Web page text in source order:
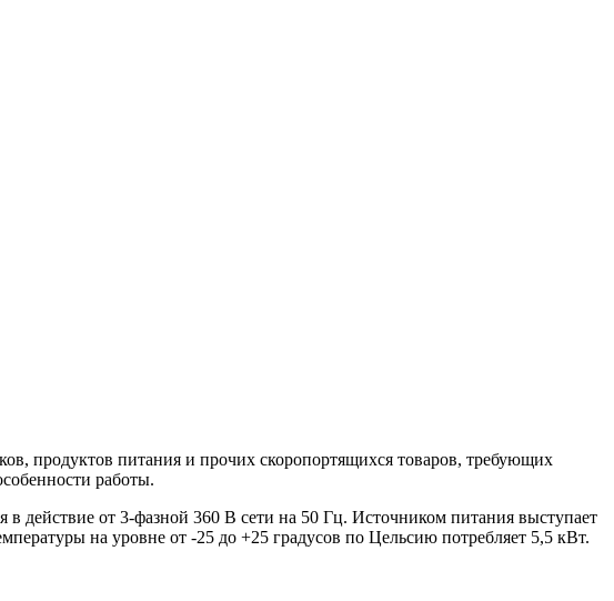
продуктов питания и прочих скоропортящихся товаров, требующих
работы.
действие от 3-фазной 360 В сети на 50 Гц. Источником питания выступает
на уровне от -25 до +25 градусов по Цельсию потребляет 5,5 кВт.